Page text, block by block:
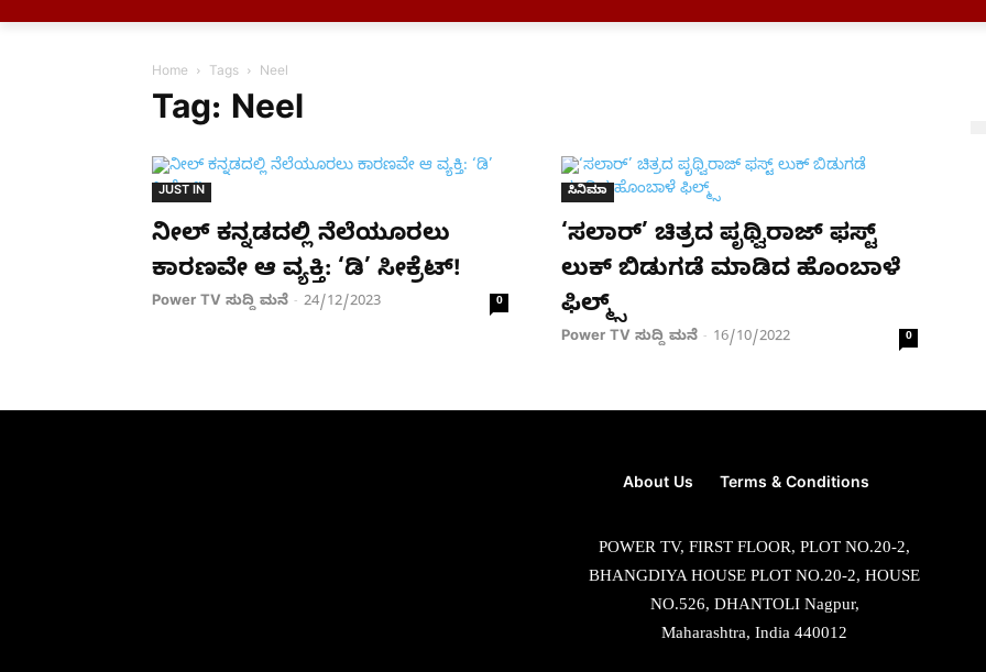
Home Tags Neel
Tag: Neel
JUST IN
ನೀಲ್ ಕನ್ನಡದಲ್ಲಿ ನೆಲೆಯೂರಲು
ಕಾರಣವೇ ಆ ವ್ಯಕ್ತಿ: ‘ಡಿ’ ಸೀಕ್ರೆಟ್!
Power TV ಸುದ್ದಿ ಮನೆ - 24/12/2023 0
ಸಿನಿಮಾ
‘ಸಲಾರ್’ ಚಿತ್ರದ ಪೃಥ್ವಿರಾಜ್ ಫಸ್ಟ್
ಲುಕ್ ಬಿಡುಗಡೆ ಮಾಡಿದ ಹೊಂಬಾಳೆ
ಫಿಲ್ಮ್ಸ್​​
Power TV ಸುದ್ದಿ ಮನೆ - 16/10/2022 0
About Us Terms & Conditions
POWER TV, FIRST FLOOR, PLOT NO.20-2,
BHANGDIYA HOUSE PLOT NO.20-2, HOUSE
NO.526, DHANTOLI Nagpur,
Maharashtra, India 440012